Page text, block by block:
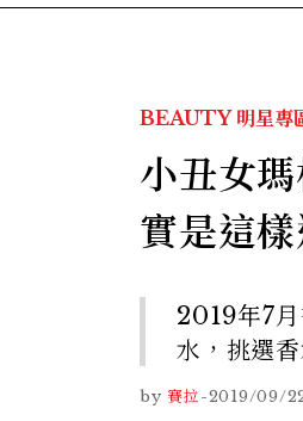
BEAUTY 明星專
小丑女
實是這
2019年7
水，挑選
by 賽拉-2019/09/